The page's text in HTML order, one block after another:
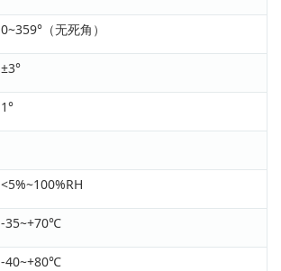
0~359°（无死角）
±3°
1°
<5%~100%RH
-35~+70℃
-40~+80℃